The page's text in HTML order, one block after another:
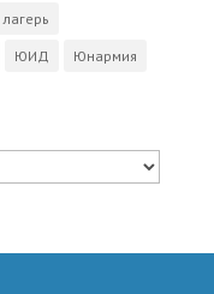
ЮИД Юнармия